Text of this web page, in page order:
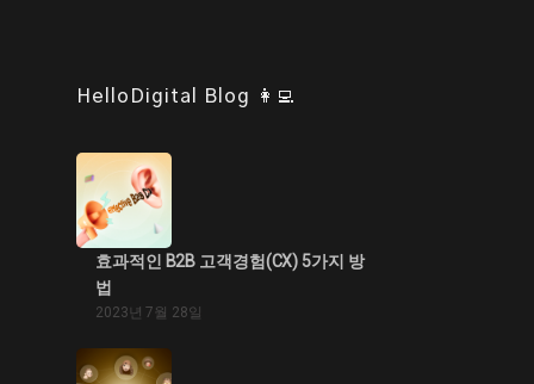
HelloDigital Blog 👩‍💻
효과적인 B2B 고객경험(CX) 5가지 방
법
2023년 7월 28일